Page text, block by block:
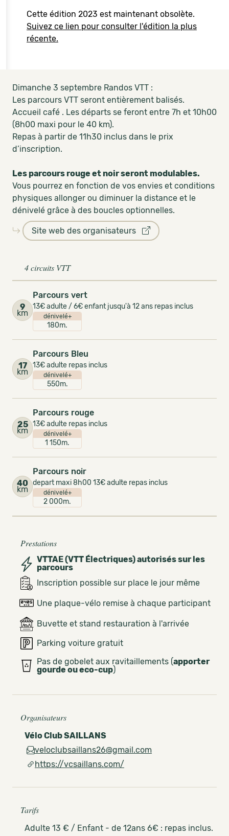
Cette édition 2023 est maintenant obsolète.
Suivez ce lien pour consulter l'édition la plus
récente.
Dimanche 3 septembre Randos VTT :
Les parcours VTT seront entièrement balisés.
Accueil café . Les départs se feront entre 7h et 10h00
(8h00 maxi pour le 40 km).
Repas à partir de 11h30 inclus dans le prix
d’inscription.
Les parcours rouge et noir seront modulables.
Vous pourrez en fonction de vos envies et conditions
physiques allonger ou diminuer la distance et le
dénivelé grâce à des boucles optionnelles.
Site web des organisateurs
4 circuits VTT
9
km
Parcours vert
13€ adulte / 6€ enfant jusqu'à 12 ans repas inclus
dénivelé+
180m.
17
km
Parcours Bleu
13€ adulte repas inclus
dénivelé+
550m.
25
km
Parcours rouge
13€ adulte repas inclus
dénivelé+
1 150m.
40
km
Parcours noir
depart maxi 8h00 13€ adulte repas inclus
dénivelé+
2 000m.
Prestations
VTTAE (VTT Électriques) autorisés sur les
parcours
Inscription possible sur place le jour même
Une plaque-vélo remise à chaque participant
Buvette et stand restauration à l'arrivée
Parking voiture gratuit
Pas de gobelet aux ravitaillements (apporter
gourde ou eco-cup)
Organisateurs
Vélo Club SAILLANS
veloclubsaillans26@gmail.com
https://vcsaillans.com/
Tarifs
Adulte 13 € / Enfant - de 12ans 6€ : repas inclus.